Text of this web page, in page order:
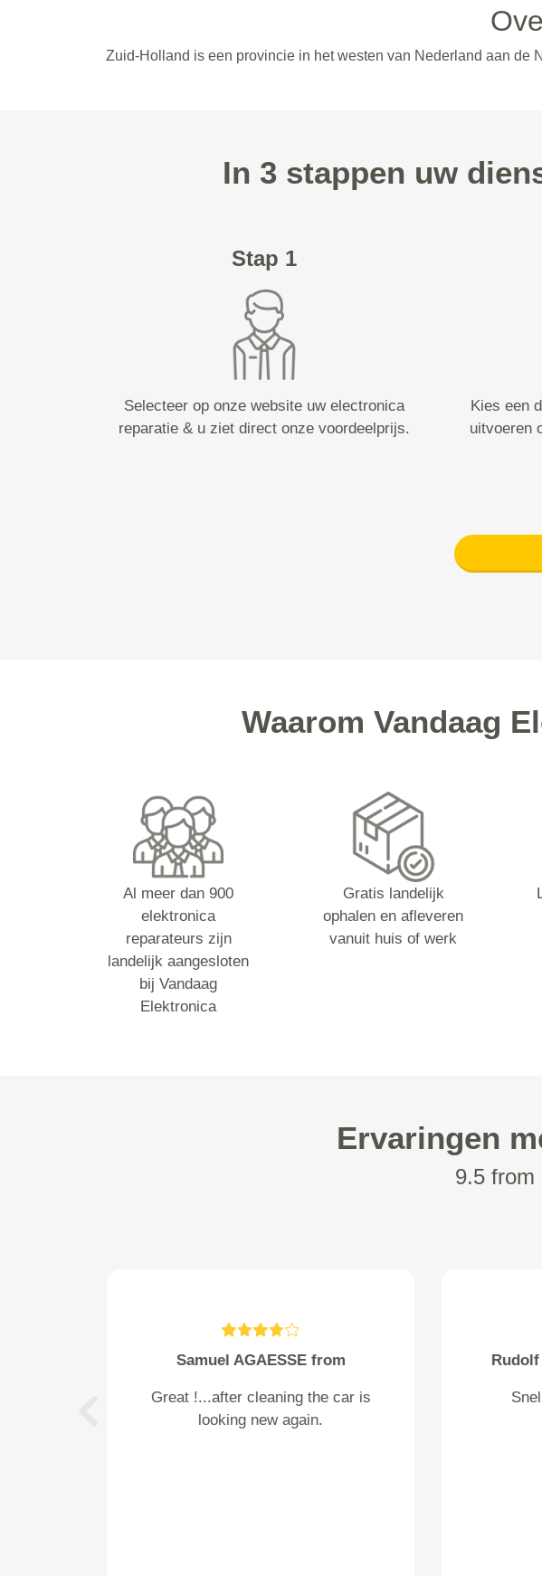
Zuid-Holland is een provincie in het westen van Nederland aan de
In 3 stappen uw
Stap 1
Selecteer op onze website uw electronica
reparatie & u ziet direct onze voordeelprijs.
Kies een
uitvoeren
Waarom Vandaag
Al meer dan 900
elektronica
reparateurs zijn
landelijk aangesloten
bij Vandaag
Elektronica
Gratis landelijk
ophalen en afleveren
vanuit huis of werk
Ervaringen
9.5 from
Straver from Vlaardingen
Makkelijk manier om de juiste
prijs te vinden.